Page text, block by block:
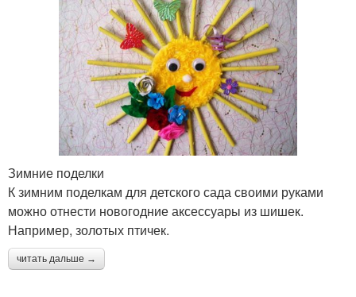
Зимние поделки
К зимним поделкам для детского сада своими руками
можно отнести новогодние аксессуары из шишек.
Например, золотых птичек.
читать дальше →